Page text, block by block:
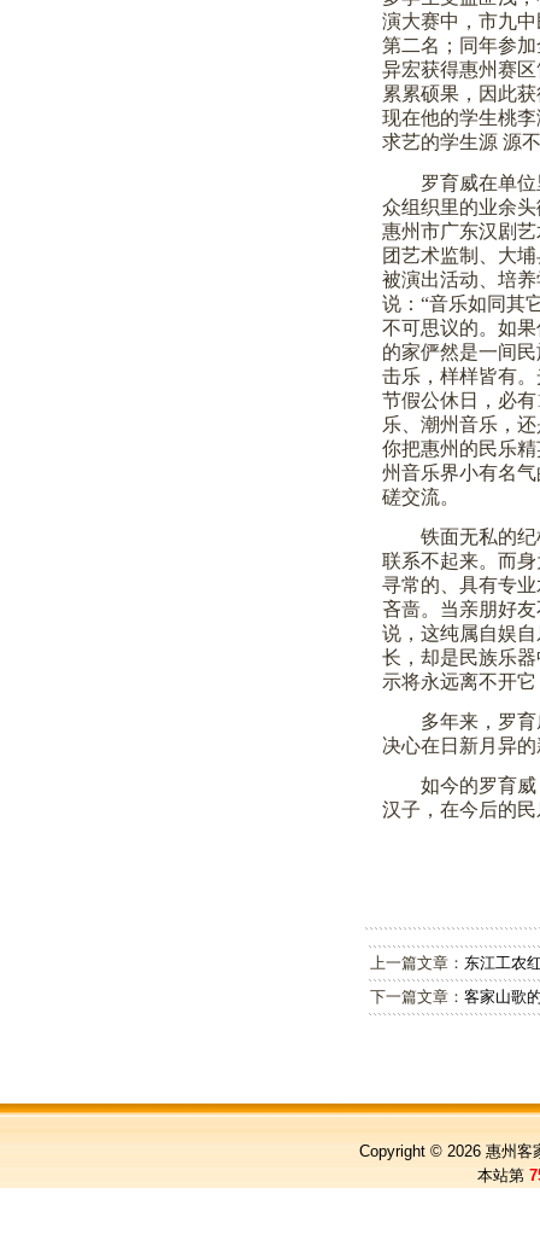
演大赛中，市九
第二名；同年参
异宏获得惠州赛
累累硕果，因此
现在他的学生桃
求艺的学生源 源
罗育威在单
众组织里的业余
惠州市广东汉剧
团艺术监制、大
被演出活动、培
说：“音乐如同其
不可思议的。如
的家俨然是一间
击乐，样样皆有
节假公休日，必有
乐、潮州音乐，
你把惠州的民乐
州音乐界小有名
磋交流。
铁面无私的
联系不起来。而
寻常的、具有专
吝啬。当亲朋好
说，这纯属自娱
长，却是民族乐
示将永远离不开
多年来，罗
决心在日新月异
如今的罗育
汉子，在今后的
上一篇文章： 东江工农
下一篇文章：客家山歌
Copyright © 2026 惠州客
本站第